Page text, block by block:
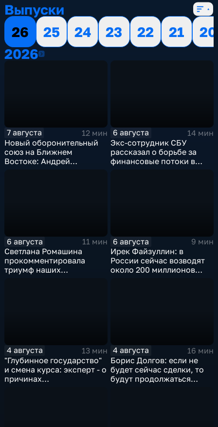
Выпуски
26
25 24 23 22 21
20
20262026
7 августа
12 мин
Новый оборонительный
союз на Ближнем
Востоке: Андрей
6 августа
14 мин
Экс-сотрудник СБУ
рассказал о борьбе за
финансовые потоки в
6 августа
11 мин
Светлана Ромашина
прокомментировала
триумф наших
6 августа
9 мин
Ирек Файзуллин: в
России сейчас возводят
около 200 миллионов
4 августа
13 мин
"Глубинное государство"
и смена курса: эксперт - о
причинах
4 августа
16 мин
Борис Долгов: если не
будет сейчас сделки, то
будут продолжаться